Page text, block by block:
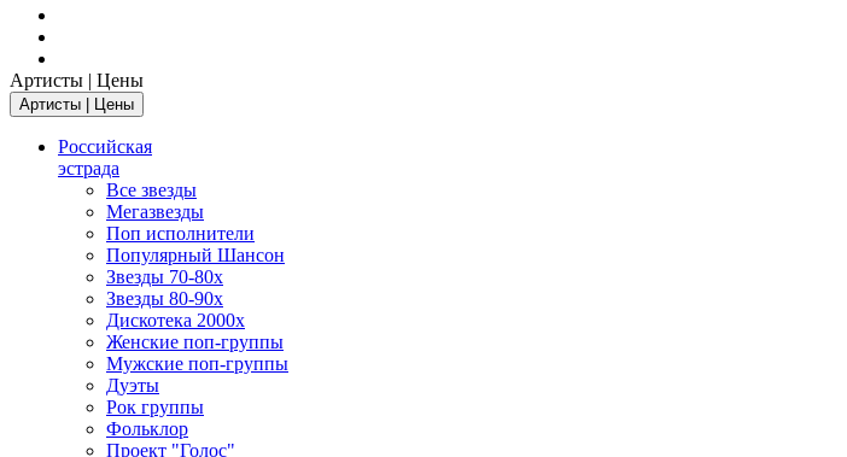
Артисты | Цены
Артисты | Цены
Российская
эстрада
Все звезды
Мегазвезды
Поп исполнители
Популярный Шансон
Звезды 70-80х
Звезды 80-90х
Дискотека 2000х
Женские поп-группы
Мужские поп-группы
Дуэты
Рок группы
Фольклор
Проект "Голос"